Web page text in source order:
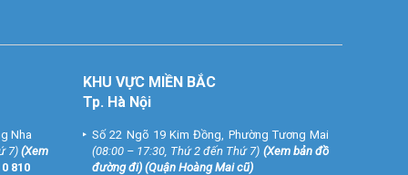
Nha
7)(Xem
810
KHU VỰC MIỀN BẮC
Tp. Hà Nội
Số 22 Ngõ 19 Kim Đồng, Phường Tương Mai
(08:00 – 17:30, Thứ 2 đến Thứ 7) (Xem bản đồ
đường đi) (Quận Hoàng Mai cũ)